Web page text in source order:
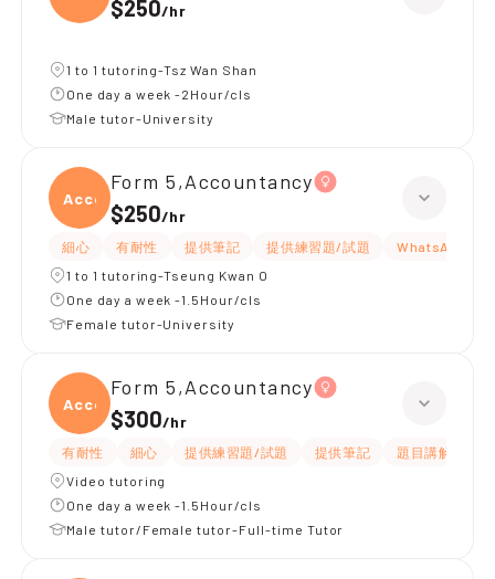
$250/hr
1 to 1 tutoring-Tsz Wan Shan
One day a week -2Hour/cls
Male tutor-University
Accou
Form 5,Accountancy
$250/hr
細心 有耐性 提供筆記 提供練習題/試題
WhatsAPP問
1 to 1 tutoring-Tseung Kwan O
One day a week -1.5Hour/cls
Female tutor-University
Accou
Form 5,Accountancy
$300/hr
有耐性 細心 提供練習題/試題 提供筆記 題目講解
Video tutoring
One day a week -1.5Hour/cls
Male tutor/Female tutor-Full-time Tutor